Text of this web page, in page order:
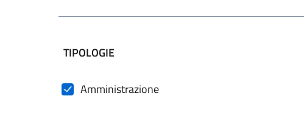
filtri da applicare
TIPOLOGIE
Amministrazione